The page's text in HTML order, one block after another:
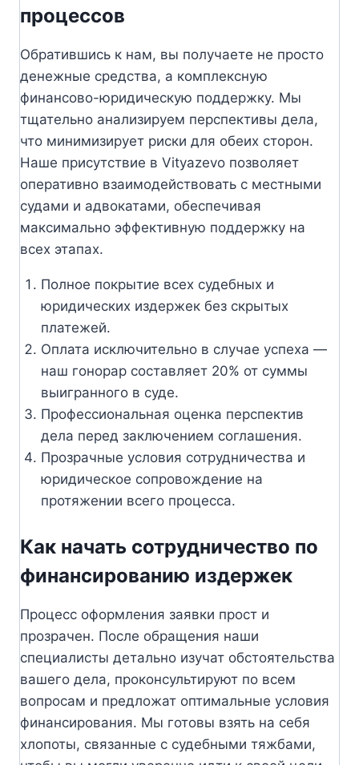
процессов
Обратившись к нам, вы получаете не просто
денежные средства, а комплексную
финансово-юридическую поддержку. Мы
тщательно анализируем перспективы дела,
что минимизирует риски для обеих сторон.
Наше присутствие в Vityazevo позволяет
оперативно взаимодействовать с местными
судами и адвокатами, обеспечивая
максимально эффективную поддержку на
всех этапах.
Полное покрытие всех судебных и
юридических издержек без скрытых
платежей.
Оплата исключительно в случае успеха —
наш гонорар составляет 20% от суммы
выигранного в суде.
Профессиональная оценка перспектив
дела перед заключением соглашения.
Прозрачные условия сотрудничества и
юридическое сопровождение на
протяжении всего процесса.
Как начать сотрудничество по
финансированию издержек
Процесс оформления заявки прост и
прозрачен. После обращения наши
специалисты детально изучат обстоятельства
вашего дела, проконсультируют по всем
вопросам и предложат оптимальные условия
финансирования. Мы готовы взять на себя
хлопоты, связанные с судебными тяжбами,